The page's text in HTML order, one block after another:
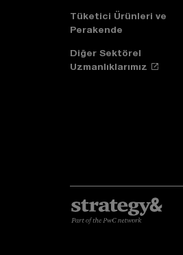
Tüketici Ürünleri ve
Perakende
Diğer Sektörel
Uzmanlıklarımız